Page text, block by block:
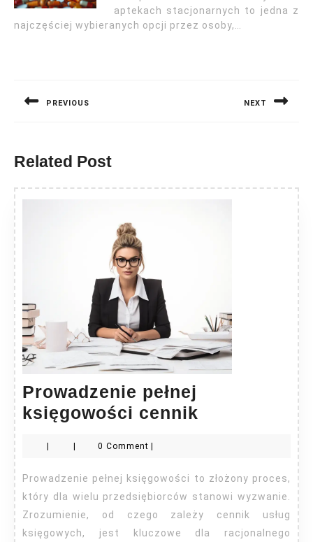
aptekach stacjonarnych to jedna z
najczęściej wybieranych opcji przez osoby,…
PREVIOUS NEXT
Related Post
Prowadzenie pełnej
księgowości cennik Prowadzenie
księgowości
cennik
0 Comment
Prowadzenie pełnej księgowości to złożony proces,
który dla wielu przedsiębiorców stanowi wyzwanie.
Zrozumienie, od czego zależy cennik usług
księgowych, jest kluczowe dla racjonalnego